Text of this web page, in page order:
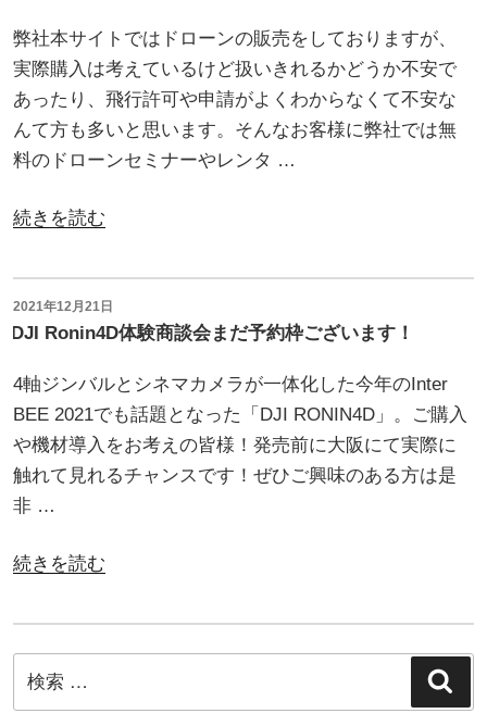
弊社本サイトではドローンの販売をしておりますが、
実際購入は考えているけど扱いきれるかどうか不安で
あったり、飛行許可や申請がよくわからなくて不安な
んて方も多いと思います。そんなお客様に弊社では無
料のドローンセミナーやレンタ …
“ド
ー
ン
購
前
お
試
し
で
の
続きを読む
投
稿
2021年12月21日
DJI Ronin4D体験商談会まだ予約枠ございます！
4軸ジンバルとシネマカメラが一体化した今年のInter
BEE 2021でも話題となった「DJI RONIN4D」。ご購入
や機材導入をお考えの皆様！発売前に大阪にて実際に
触れて見れるチャンスです！ぜひご興味のある方は是
非 …
“DJI
体
験
商
談
続きを読む
索: